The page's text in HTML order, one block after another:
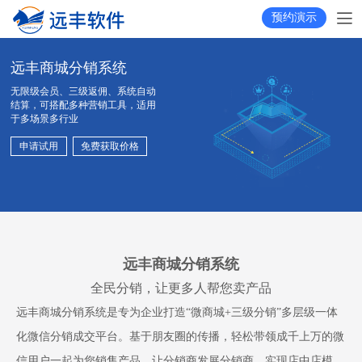
预约演示
远丰商城分销系统
无限级会员、三级返佣、系统自动
结算，可搭配多种营销工具，适用
于多场景多行业
申请试用 免费获取价格
远丰商城分销系统
全民分销，让更多人帮您卖产品
远丰商城分销系统是专为企业打造“微商城+三级分销”多层级一体
化微信分销成交平台。基于朋友圈的传播，轻松带领成千上万的微